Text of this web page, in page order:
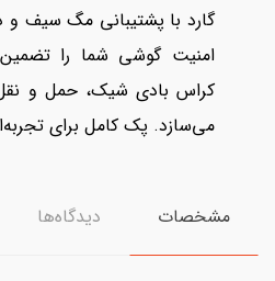
گارد با پشتیبانی مگ سیف و
امنیت گوشی شما را تضمین
کراس بادی شیک، حمل و نقل
می‌سازد. پک کامل برای
مشخصات دیدگاه‌ها